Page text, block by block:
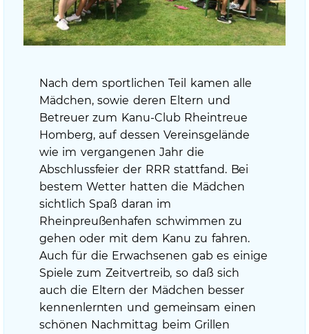
Nach dem sportlichen Teil kamen alle
Mädchen, sowie deren Eltern und
Betreuer zum Kanu-Club Rheintreue
Homberg, auf dessen Vereinsgelände
wie im vergangenen Jahr die
Abschlussfeier der RRR stattfand. Bei
bestem Wetter hatten die Mädchen
sichtlich Spaß daran im
Rheinpreußenhafen schwimmen zu
gehen oder mit dem Kanu zu fahren.
Auch für die Erwachsenen gab es einige
Spiele zum Zeitvertreib, so daß sich
auch die Eltern der Mädchen besser
kennenlernten und gemeinsam einen
schönen Nachmittag beim Grillen